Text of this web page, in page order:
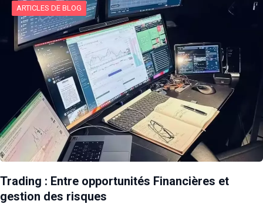
ARTICLES DE BLOG
Trading : Entre opportunités Financières et
gestion des risques